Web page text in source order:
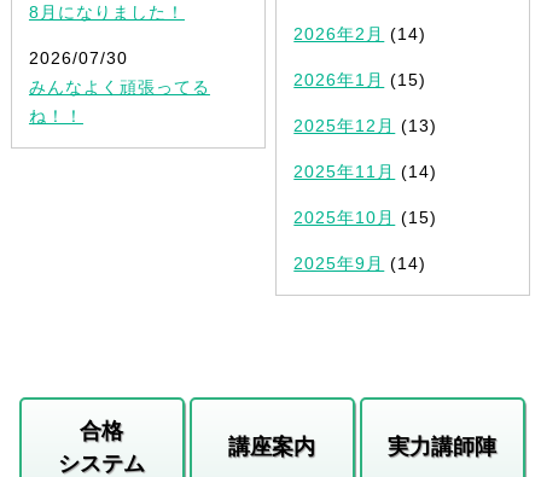
8月になりました！
2026/07/30
みんなよく頑張ってる
ね！！
2026年2月 (14)
2026年1月 (15)
2025年12月 (13)
2025年11月 (14)
2025年10月 (15)
2025年9月 (14)
合格
システム
講座案内 実力講師陣